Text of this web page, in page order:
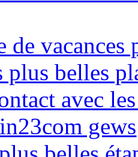
de vacances
plus belles
avec
gews